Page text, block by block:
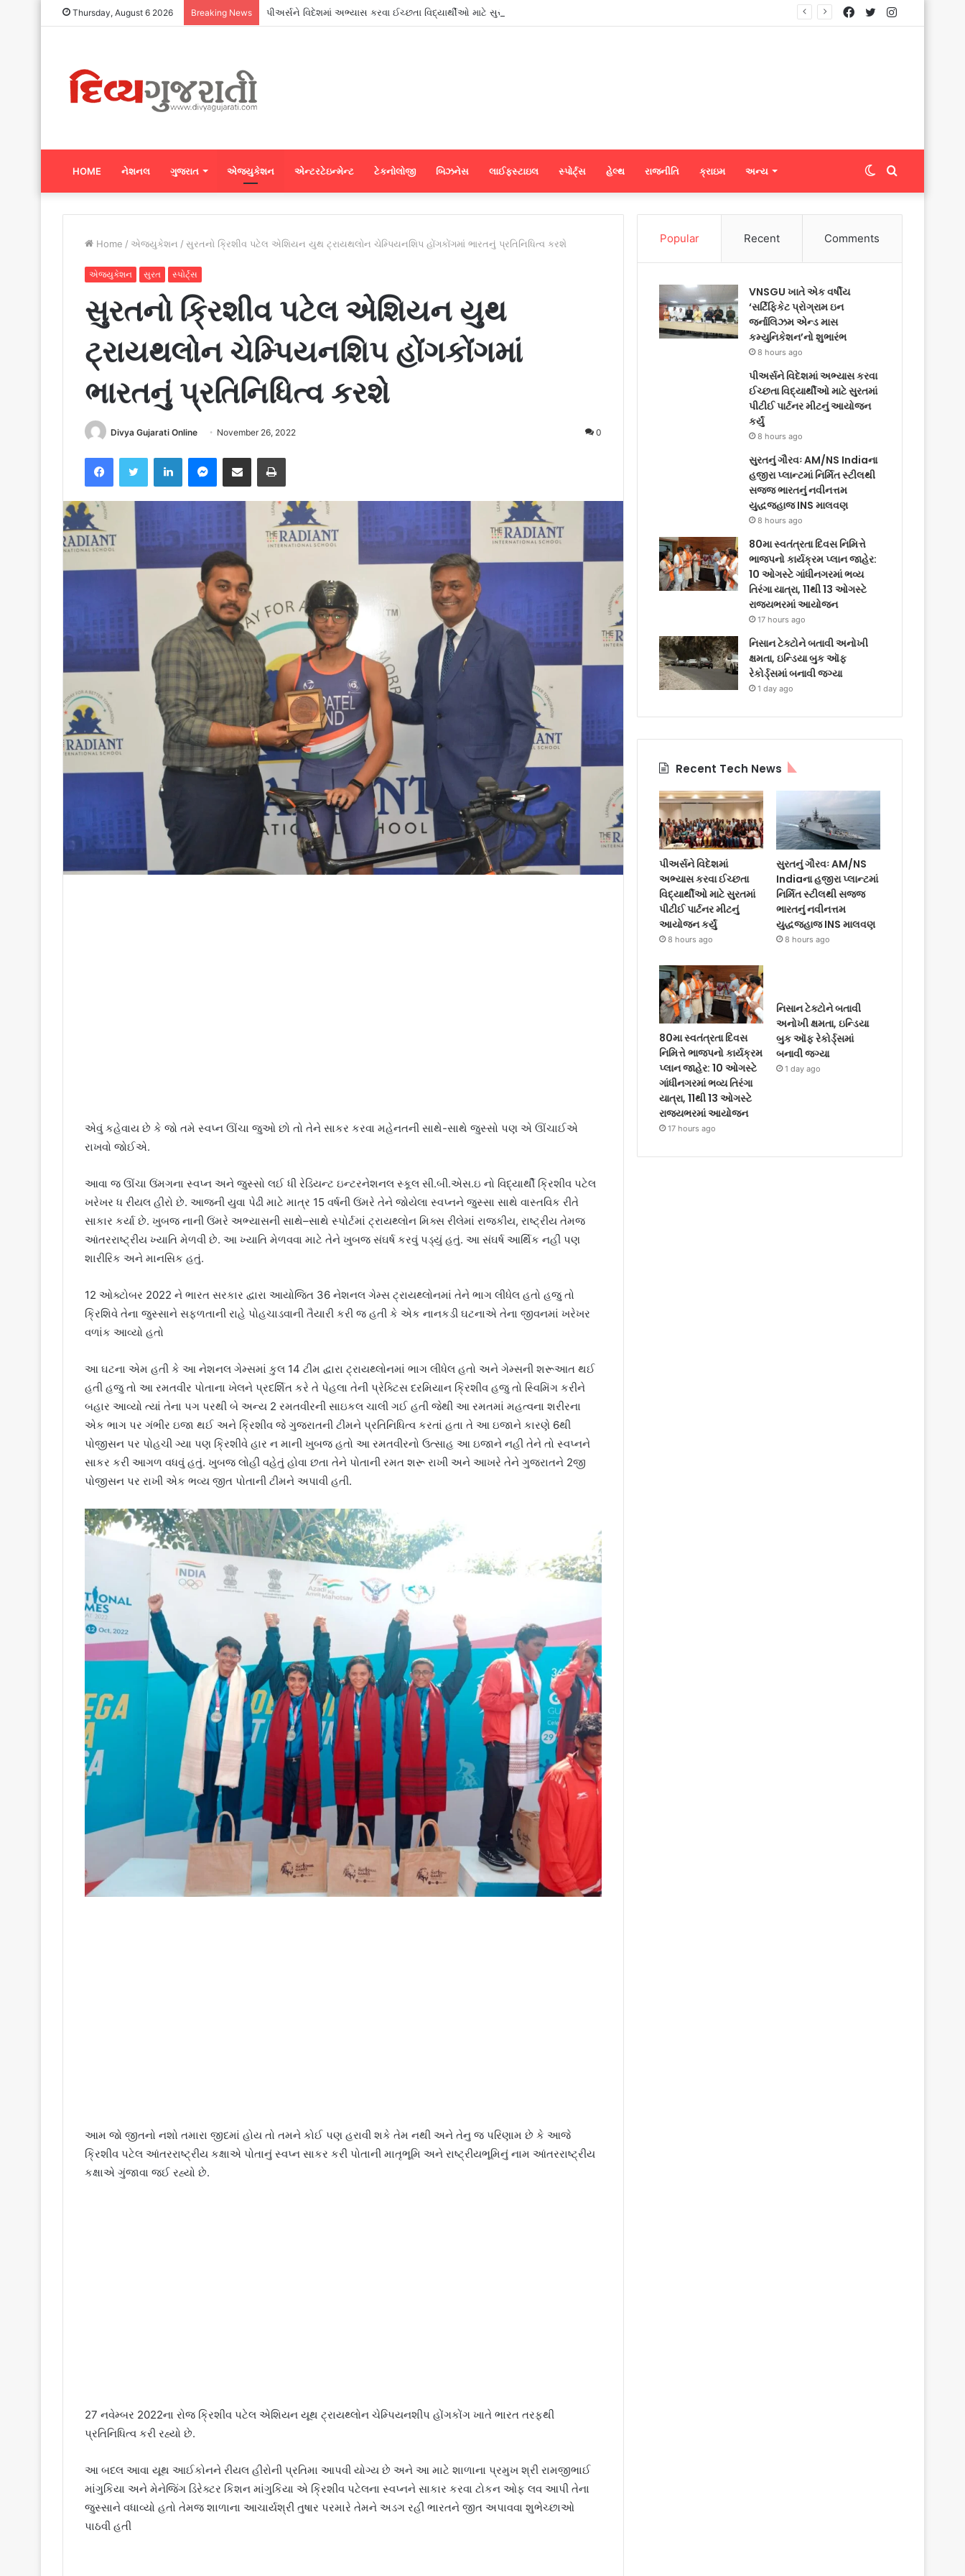
Thursday, August 6 2026 Breaking News પીઅર્સને વિદેશમાં અભ્યાસ કરવા ઈચ્છતા વિદ્યાર્થીઓ માટે સુરતમાં પીટીઈ પાર્ટનર મીટનું આયોજન કર્યું Instagram
Twitter
Facebook
HOME નેશનલ ગુજરાત એજ્યુકેશન એન્ટરટેઇન્મેન્ટ ટેકનોલોજી બિઝનેસ લાઈફસ્ટાઇલ સ્પોર્ટ્સ હેલ્થ રાજનીતિ ક્રાઇમ અન્ય Search
for
Switch
skin
Home / એજ્યુકેશન / સુરતનો ક્રિશીવ પટેલ એશિયન યુથ ટ્રાયથલોન ચેમ્પિયનશિપ હોંગકોંગમાં ભારતનું પ્રતિનિધિત્વ કરશે
એજ્યુકેશન સુરત સ્પોર્ટ્સ
સુરતનો ક્રિશીવ પટેલ એશિયન યુથ
ટ્રાયથલોન ચેમ્પિયનશિપ હોંગકોંગમાં
ભારતનું પ્રતિનિધિત્વ કરશે
Divya Gujarati Online November 26, 2022 0
FacebookTwitter LinkedInMessenger
Share via Email Print
એવું કહેવાય છે કે જો તમે સ્વપ્ન ઊંચા જુઓ છો તો તેને સાકર કરવા મહેનતની સાથે-સાથે જુસ્સો પણ એ ઊંચાઈએ
રાખવો જોઈએ.
આવા જ ઊંચા ઉંમગના સ્વપ્ન અને જુસ્સો લઈ ધી રેડિયન્ટ ઇન્ટરનેશનલ સ્કૂલ સી.બી.એસ.ઇ નો વિદ્યાર્થી ક્રિશીવ પટેલ
ખરેખર ધ રીયલ હીરો છે. આજની યુવા પેઢી માટે માત્ર 15 વર્ષની ઉંમરે તેને જોયેલા સ્વપ્નને જુસ્સા સાથે વાસ્તવિક રીતે
સાકાર કર્યા છે. ખુબજ નાની ઉંમરે અભ્યાસની સાથે–સાથે સ્પોર્ટમાં ટ્રાયથ્લોન મિક્સ રીલેમાં રાજકીય, રાષ્ટ્રીય તેમજ
આંતરરાષ્ટ્રીય ખ્યાતિ મેળવી છે. આ ખ્યાતિ મેળવવા માટે તેને ખુબજ સંઘર્ષ કરવું પડ્યું હતું. આ સંઘર્ષ આર્થિક નહીં પણ
શારીરિક અને માનસિક હતું.
12 ઓક્ટોબર 2022 ને ભારત સરકાર દ્વારા આયોજિત 36 નેશનલ ગેમ્સ ટ્રાયથ્લોનમાં તેને ભાગ લીધેલ હતો હજુ તો
ક્રિશિવે તેના જુસ્સાને સફળતાની રાહે પોહચાડવાની તૈયારી કરી જ હતી કે એક નાનકડી ઘટનાએ તેના જીવનમાં ખરેખર
વળાંક આવ્યો હતો
આ ઘટના એમ હતી કે આ નેશનલ ગેમ્સમાં કુલ 14 ટીમ દ્વારા ટ્રાયથ્લોનમાં ભાગ લીધેલ હતો અને ગેમ્સની શરૂઆત થઈ
હતી હજુ તો આ રમતવીર પોતાના ખેલને પ્રદર્શિત કરે તે પેહલા તેની પ્રેક્ટિસ દરમિયાન ક્રિશીવ હજુ તો સ્વિમિંગ કરીને
બહાર આવ્યો ત્યાં તેના પગ પરથી બે અન્ય 2 રમતવીરની સાઇકલ ચાલી ગઈ હતી જેથી આ રમતમાં મહત્વના શરીરના
એક ભાગ પર ગંભીર ઇજા થઈ અને ક્રિશીવ જે ગુજરાતની ટીમને પ્રતિનિધિત્વ કરતાં હતા તે આ ઇજાને કારણે 6થી
પોજીસન પર પોહચી ગ્યા પણ ક્રિશીવે હાર ન માની ખુબજ હતો આ રમતવીરનો ઉત્સાહ આ ઇજાને નહી તેને તો સ્વપ્નને
સાકર કરી આગળ વધવું હતું. ખુબજ લોહી વહેતું હોવા છતા તેને પોતાની રમત શરૂ રાખી અને આખરે તેને ગુજરાતને 2જી
પોજીસન પર રાખી એક ભવ્ય જીત પોતાની ટીમને અપાવી હતી.
આમ જો જીતનો નશો તમારા જીદમાં હોય તો તમને કોઈ પણ હરાવી શકે તેમ નથી અને તેનુ જ પરિણામ છે કે આજે
ક્રિશીવ પટેલ આંતરરાષ્ટ્રીય કક્ષાએ પોતાનું સ્વપ્ન સાકર કરી પોતાની માતૃભૂમિ અને રાષ્ટ્રીયભૂમિનું નામ આંતરરાષ્ટ્રીય
કક્ષાએ ગુંજાવા જઈ રહ્યો છે.
27 નવેમ્બર 2022ના રોજ ક્રિશીવ પટેલ એશિયન યૂથ ટ્રાયથ્લોન ચેમ્પિયનશીપ હોંગકોંગ ખાતે ભારત તરફથી
પ્રતિનિધિત્વ કરી રહ્યો છે.
આ બદલ આવા યૂથ આઈકોનને રીયલ હીરોની પ્રતિમા આપવી યોગ્ય છે અને આ માટે શાળાના પ્રમુખ શ્રી રામજીભાઈ
માંગુકિયા અને મેનેજિંગ ડિરેક્ટર કિશન માંગુકિયા એ ક્રિશીવ પટેલના સ્વપ્નને સાકાર કરવા ટોકન ઓફ લવ આપી તેના
જુસ્સાને વધાવ્યો હતો તેમજ શાળાના આચાર્યશ્રી તુષાર પરમારે તેમને અડગ રહી ભારતને જીત અપાવવા શુભેચ્છાઓ
પાઠવી હતી
Popular Recent Comments
VNSGU ખાતે એક વર્ષીય
‘સર્ટિફિકેટ પ્રોગ્રામ ઇન
જર્નાલિઝમ એન્ડ માસ
કમ્યુનિકેશન’નો શુભારંભ
8 hours ago
પીઅર્સને વિદેશમાં અભ્યાસ કરવા
ઈચ્છતા વિદ્યાર્થીઓ માટે સુરતમાં
પીટીઈ પાર્ટનર મીટનું આયોજન
કર્યું
8 hours ago
સુરતનું ગૌરવઃ AM/NS Indiaના
હજીરા પ્લાન્ટમાં નિર્મિત સ્ટીલથી
સજ્જ ભારતનું નવીનત્તમ
યુદ્ધજહાજ INS માલવણ
8 hours ago
80મા સ્વતંત્રતા દિવસ નિમિત્તે
ભાજપનો કાર્યક્રમ પ્લાન જાહેર:
10 ઓગસ્ટે ગાંધીનગરમાં ભવ્ય
તિરંગા યાત્રા, 11થી 13 ઓગસ્ટે
રાજ્યભરમાં આયોજન
17 hours ago
નિસાન ટેક્ટોને બતાવી અનોખી
ક્ષમતા, ઇન્ડિયા બુક ઑફ
રેકોર્ડ્સમાં બનાવી જગ્યા
1 day ago
Recent Tech News
પીઅર્સને વિદેશમાં
અભ્યાસ કરવા ઈચ્છતા
વિદ્યાર્થીઓ માટે સુરતમાં
પીટીઈ પાર્ટનર મીટનું
આયોજન કર્યું
8 hours ago
સુરતનું ગૌરવઃ AM/NS
Indiaના હજીરા પ્લાન્ટમાં
નિર્મિત સ્ટીલથી સજ્જ
ભારતનું નવીનત્તમ
યુદ્ધજહાજ INS માલવણ
8 hours ago
80મા સ્વતંત્રતા દિવસ
નિમિત્તે ભાજપનો કાર્યક્રમ
પ્લાન જાહેર: 10 ઓગસ્ટે
ગાંધીનગરમાં ભવ્ય તિરંગા
યાત્રા, 11થી 13 ઓગસ્ટે
રાજ્યભરમાં આયોજન
17 hours ago
નિસાન ટેક્ટોને બતાવી
અનોખી ક્ષમતા, ઇન્ડિયા
બુક ઑફ રેકોર્ડ્સમાં
બનાવી જગ્યા
1 day ago